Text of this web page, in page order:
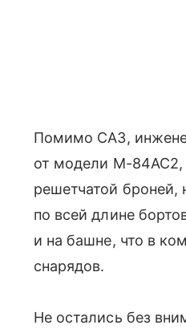
Помимо САЗ,
от модели М-84АС2,
решетчатой броней,
по всей длине
и на башне, что в
снарядов.
Не остались без